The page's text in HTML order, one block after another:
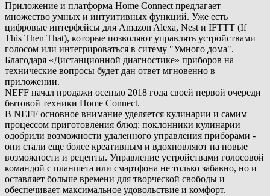
Приложение и платформа Home Connect предлагает
множество умных и интуитивных функций. Уже есть
цифровые интерфейсы для Amazon Alexa, Nest и IFTTT (If
This Then That), которые позволяют управлять устройствами
голосом или интегрироваться в ситему "Умного дома".
Благодаря «Дистанционной диагностике» приборов на
технические вопросы будет дан ответ мгновенно в
приложении.
NEFF начал продажи осенью 2018 года своей первой очереди
бытовой техники Home Connect.
В NEFF основное внимание уделяется кулинарии и самим
процессом приготовления блюд: поклонники кулинарии
одобрили возможности удаленного управления приборами -
они стали еще более креативным и вдохновляют на новые
возможности и рецепты. Управление устройствами голосовой
командой с планшета или смартфона не только забавно, но и
оставляет больше времени для творческой свободы и
обеспечивает максимальное удовольствие и комфорт.